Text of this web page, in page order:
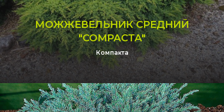
МОЖЖЕВЕЛЬНИК СРЕДНИЙ
"COMPACTA"
Компакта